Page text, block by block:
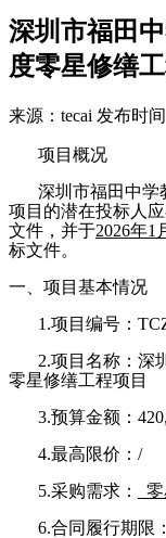
深圳市福田
度零星修缮
来源：tecai 发布时
项目概况
深圳市福田中学
项目 的潜在投标人
文件，并于2026年1
标文件。
一、项目基本情况
1.项目编号：
2.项目名称： 深
零星修缮工程项目
3.预算金额：
4.最高限价：/
5.采购需求：
6.合同履行期限